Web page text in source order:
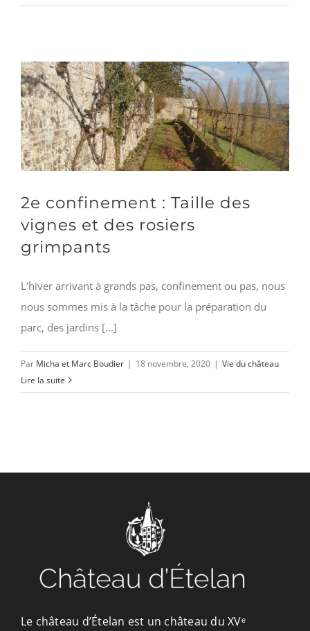
2e confinement : Taille des
vignes et des rosiers
grimpants
L'hiver arrivant à grands pas, confinement ou pas, nous
nous sommes mis à la tâche pour la préparation du
parc, des jardins [...]
Par Micha et Marc Boudier | 18 novembre, 2020 | Vie du château
Lire la suite
Le château d’Ételan est un château du XVᵉ